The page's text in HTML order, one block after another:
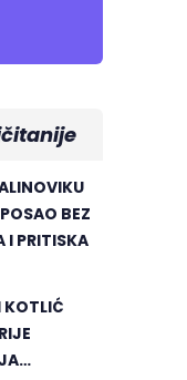
BEZ
I PRITISKA
KOTLIĆ